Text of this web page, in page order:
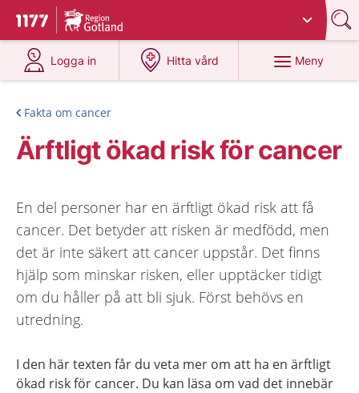
Till startsidan för 1177
Du har valt region
Logga in
på 1177.se
Hitta vård
på 1177.se
Meny
Fakta om cancer
Ärftligt ökad risk för cancer
En del personer har en ärftligt ökad risk att få
cancer. Det betyder att risken är medfödd, men
det är inte säkert att cancer uppstår. Det finns
hjälp som minskar risken, eller upptäcker tidigt
om du håller på att bli sjuk. Först behövs en
utredning.
I den här texten får du veta mer om att ha en ärftligt
ökad risk för cancer. Du kan läsa om vad det innebär